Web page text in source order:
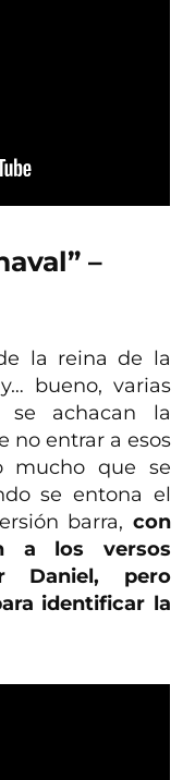
–
la reina de la
bueno, varias
se achacan la
no entrar a esos
mucho que se
se entona el
barra, con
a los versos
Daniel, pero
identificar la